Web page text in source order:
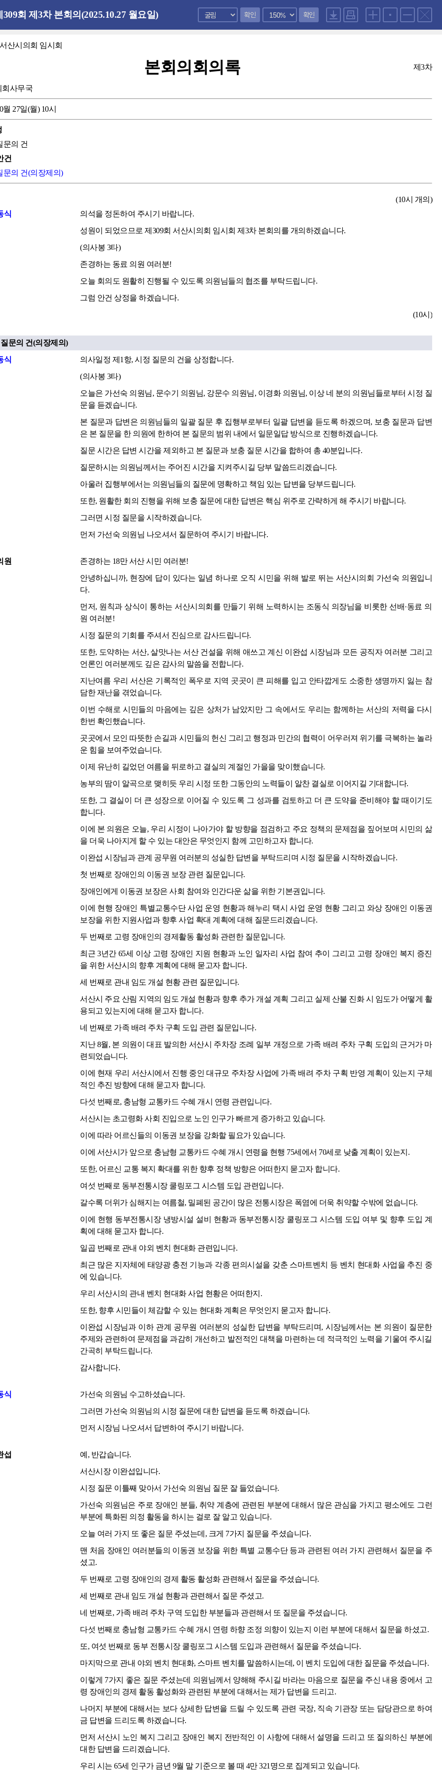
309회 제3차 본회의(2025.10.27 월요일) 확인 확인
산시의회 임시회
본회의회의록 제3차
회사무국
월 27일(월) 10시
문의 건
건
문의 건(의장제의)
(10시 개의)
식
의석을 정돈하여 주시기 바랍니다.
성원이 되었으므로 제309회 서산시의회 임시회 제3차 본회의를 개의하겠습니다.
(의사봉 3타)
존경하는 동료 의원 여러분!
오늘 회의도 원활히 진행될 수 있도록 의원님들의 협조를 부탁드립니다.
그럼 안건 상정을 하겠습니다.
(10시)
문의 건(의장제의)
식
의사일정 제1항, 시정 질문의 건을 상정합니다.
(의사봉 3타)
오늘은 가선숙 의원님, 문수기 의원님, 강문수 의원님, 이경화 의원님, 이상 네 분의 의원님들로부터 시정 질
문을 듣겠습니다.
본 질문과 답변은 의원님들의 일괄 질문 후 집행부로부터 일괄 답변을 듣도록 하겠으며, 보충 질문과 답변
은 본 질문을 한 의원에 한하여 본 질문의 범위 내에서 일문일답 방식으로 진행하겠습니다.
질문 시간은 답변 시간을 제외하고 본 질문과 보충 질문 시간을 합하여 총 40분입니다.
질문하시는 의원님께서는 주어진 시간을 지켜주시길 당부 말씀드리겠습니다.
아울러 집행부에서는 의원님들의 질문에 명확하고 책임 있는 답변을 당부드립니다.
또한, 원활한 회의 진행을 위해 보충 질문에 대한 답변은 핵심 위주로 간략하게 해 주시기 바랍니다.
그러면 시정 질문을 시작하겠습니다.
먼저 가선숙 의원님 나오셔서 질문하여 주시기 바랍니다.
원
존경하는 18만 서산 시민 여러분!
안녕하십니까, 현장에 답이 있다는 일념 하나로 오직 시민을 위해 발로 뛰는 서산시의회 가선숙 의원입니
다.
먼저, 원칙과 상식이 통하는 서산시의회를 만들기 위해 노력하시는 조동식 의장님을 비롯한 선배·동료 의
원 여러분!
시정 질문의 기회를 주셔서 진심으로 감사드립니다.
또한, 도약하는 서산, 살맛나는 서산 건설을 위해 애쓰고 계신 이완섭 시장님과 모든 공직자 여러분 그리고
언론인 여러분께도 깊은 감사의 말씀을 전합니다.
지난여름 우리 서산은 기록적인 폭우로 지역 곳곳이 큰 피해를 입고 안타깝게도 소중한 생명까지 잃는 참
담한 재난을 겪었습니다.
이번 수해로 시민들의 마음에는 깊은 상처가 남았지만 그 속에서도 우리는 함께하는 서산의 저력을 다시
한번 확인했습니다.
곳곳에서 모인 따뜻한 손길과 시민들의 헌신 그리고 행정과 민간의 협력이 어우러져 위기를 극복하는 놀라
운 힘을 보여주었습니다.
이제 유난히 길었던 여름을 뒤로하고 결실의 계절인 가을을 맞이했습니다.
농부의 땀이 알곡으로 맺히듯 우리 시정 또한 그동안의 노력들이 알찬 결실로 이어지길 기대합니다.
또한, 그 결실이 더 큰 성장으로 이어질 수 있도록 그 성과를 검토하고 더 큰 도약을 준비해야 할 때이기도
합니다.
이에 본 의원은 오늘, 우리 시정이 나아가야 할 방향을 점검하고 주요 정책의 문제점을 짚어보며 시민의 삶
을 더욱 나아지게 할 수 있는 대안은 무엇인지 함께 고민하고자 합니다.
이완섭 시장님과 관계 공무원 여러분의 성실한 답변을 부탁드리며 시정 질문을 시작하겠습니다.
첫 번째로 장애인의 이동권 보장 관련 질문입니다.
장애인에게 이동권 보장은 사회 참여와 인간다운 삶을 위한 기본권입니다.
이에 현행 장애인 특별교통수단 사업 운영 현황과 해누리 택시 사업 운영 현황 그리고 와상 장애인 이동권
보장을 위한 지원사업과 향후 사업 확대 계획에 대해 질문드리겠습니다.
두 번째로 고령 장애인의 경제활동 활성화 관련한 질문입니다.
최근 3년간 65세 이상 고령 장애인 지원 현황과 노인 일자리 사업 참여 추이 그리고 고령 장애인 복지 증진
을 위한 서산시의 향후 계획에 대해 묻고자 합니다.
세 번째로 관내 임도 개설 현황 관련 질문입니다.
서산시 주요 산림 지역의 임도 개설 현황과 향후 추가 개설 계획 그리고 실제 산불 진화 시 임도가 어떻게 활
용되고 있는지에 대해 묻고자 합니다.
네 번째로 가족 배려 주차 구획 도입 관련 질문입니다.
지난 8월, 본 의원이 대표 발의한 서산시 주차장 조례 일부 개정으로 가족 배려 주차 구획 도입의 근거가 마
련되었습니다.
이에 현재 우리 서산시에서 진행 중인 대규모 주차장 사업에 가족 배려 주차 구획 반영 계획이 있는지 구체
적인 추진 방향에 대해 묻고자 합니다.
다섯 번째로, 충남형 교통카드 수혜 개시 연령 관련입니다.
서산시는 초고령화 사회 진입으로 노인 인구가 빠르게 증가하고 있습니다.
이에 따라 어르신들의 이동권 보장을 강화할 필요가 있습니다.
이에 서산시가 앞으로 충남형 교통카드 수혜 개시 연령을 현행 75세에서 70세로 낮출 계획이 있는지.
또한, 어르신 교통 복지 확대를 위한 향후 정책 방향은 어떠한지 묻고자 합니다.
여섯 번째로 동부전통시장 쿨링포그 시스템 도입 관련입니다.
갈수록 더위가 심해지는 여름철, 밀폐된 공간이 많은 전통시장은 폭염에 더욱 취약할 수밖에 없습니다.
이에 현행 동부전통시장 냉방시설 설비 현황과 동부전통시장 쿨링포그 시스템 도입 여부 및 향후 도입 계
획에 대해 묻고자 합니다.
일곱 번째로 관내 야외 벤치 현대화 관련입니다.
최근 많은 지자체에 태양광 충전 기능과 각종 편의시설을 갖춘 스마트벤치 등 벤치 현대화 사업을 추진 중
에 있습니다.
우리 서산시의 관내 벤치 현대화 사업 현황은 어떠한지.
또한, 향후 시민들이 체감할 수 있는 현대화 계획은 무엇인지 묻고자 합니다.
이완섭 시장님과 이하 관계 공무원 여러분의 성실한 답변을 부탁드리며, 시장님께서는 본 의원이 질문한
주제와 관련하여 문제점을 과감히 개선하고 발전적인 대책을 마련하는 데 적극적인 노력을 기울여 주시길
간곡히 부탁드립니다.
감사합니다.
식
가선숙 의원님 수고하셨습니다.
그러면 가선숙 의원님의 시정 질문에 대한 답변을 듣도록 하겠습니다.
먼저 시장님 나오셔서 답변하여 주시기 바랍니다.
섭
예, 반갑습니다.
서산시장 이완섭입니다.
시정 질문 이틀째 맞아서 가선숙 의원님 질문 잘 들었습니다.
가선숙 의원님은 주로 장애인 분들, 취약 계층에 관련된 부분에 대해서 많은 관심을 가지고 평소에도 그런
부분에 특화된 의정 활동을 하시는 걸로 잘 알고 있습니다.
오늘 여러 가지 또 좋은 질문 주셨는데, 크게 7가지 질문을 주셨습니다.
맨 처음 장애인 여러분들의 이동권 보장을 위한 특별 교통수단 등과 관련된 여러 가지 관련해서 질문을 주
셨고.
두 번째로 고령 장애인의 경제 활동 활성화 관련해서 질문을 주셨습니다.
세 번째로 관내 임도 개설 현황과 관련해서 질문 주셨고.
네 번째로, 가족 배려 주차 구역 도입한 부분들과 관련해서 또 질문을 주셨습니다.
다섯 번째로 충남형 교통카드 수혜 개시 연령 하향 조정 의향이 있는지 이런 부분에 대해서 질문을 하셨고.
또, 여섯 번째로 동부 전통시장 쿨링포그 시스템 도입과 관련해서 질문을 주셨습니다.
마지막으로 관내 야외 벤치 현대화, 스마트 벤치를 말씀하시는데, 이 벤치 도입에 대한 질문을 주셨습니다.
이렇게 7가지 좋은 질문 주셨는데 의원님께서 양해해 주시길 바라는 마음으로 질문을 주신 내용 중에서 고
령 장애인의 경제 활동 활성화와 관련된 부분에 대해서는 제가 답변을 드리고.
나머지 부분에 대해서는 보다 상세한 답변을 드릴 수 있도록 관련 국장, 직속 기관장 또는 담당관으로 하여
금 답변을 드리도록 하겠습니다.
먼저 서산시 노인 복지 그리고 장애인 복지 전반적인 이 사항에 대해서 설명을 드리고 또 질의하신 부분에
대한 답변을 드리겠습니다.
우리 시는 65세 인구가 금년 9월 말 기준으로 볼 때 4만 321명으로 집계되고 있습니다.